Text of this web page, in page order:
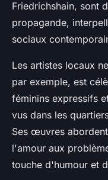
Friedrichshain, sont
propagande,
sociaux
Les artistes locaux
par exemple, est
féminins expressifs
vus dans les
Ses œuvres
l'amour aux
touche d'humour et